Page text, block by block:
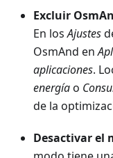
Excluir
En losAjustes
OsmAnd en
aplicaciones.
energíao
de la
Desactivar el